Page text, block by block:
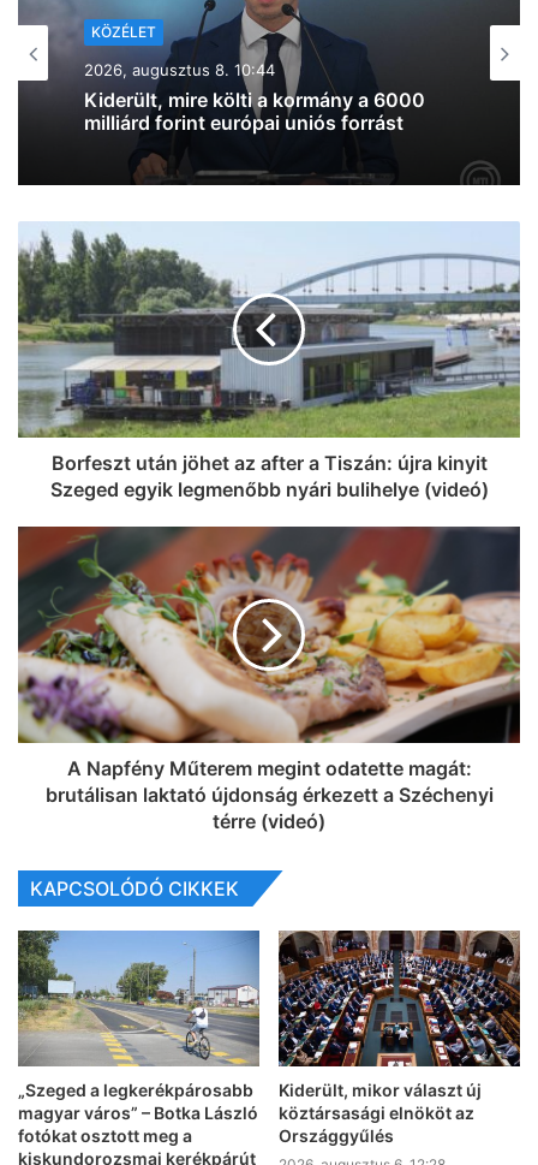
2026, augusztus 7. 19:39
Lazul a volt miniszterelnök: Orbán
Viktor felbukkant a szerbiai
trombitafesztiválon, sörözött és
Borfeszt után jöhet az after a Tiszán: újra kinyit
Szeged egyik legmenőbb nyári bulihelye (videó)
A Napfény Műterem megint odatette magát:
brutálisan laktató újdonság érkezett a Széchenyi
térre (videó)
KAPCSOLÓDÓ CIKKEK
„Szeged a legkerékpárosabb
magyar város” – Botka László
fotókat osztott meg a
kiskundorozsmai kerékpárút
Kiderült, mikor választ új
köztársasági elnököt az
Országgyűlés